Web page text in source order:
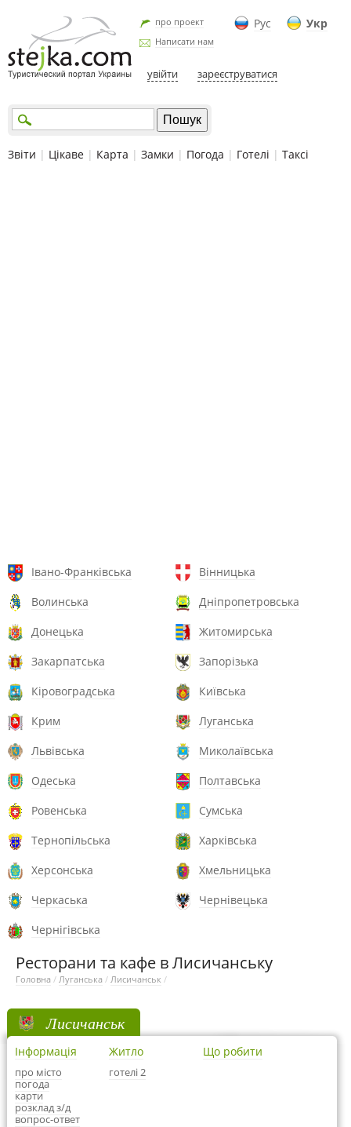
Рус Укр
про проект
Написати нам
увійти зареєструватися
Звіти | Цікаве | Карта | Замки | Погода | Готелі | Таксі
Івано-Франківська
Вінницька
Волинська
Дніпропетровська
Донецька
Житомирська
Закарпатська
Запорізька
Кіровоградська
Київська
Крим
Луганська
Львівська
Миколаївська
Одеська
Полтавська
Ровенська
Сумська
Тернопільська
Харківська
Херсонська
Хмельницька
Черкаська
Чернівецька
Чернігівська
Ресторани та кафе в Лисичанську
Головна / Луганська / Лисичанськ /
Лисичанськ
Інформація
про місто
погода
карти
розклад з/д
вопрос-ответ
Житло
готелі 2
Що робити